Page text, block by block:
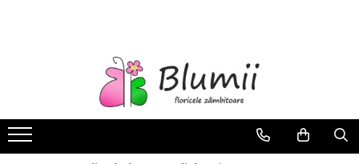
FLORI NATURALE
ARANJAMENTE
INAPOI LA SCOALA